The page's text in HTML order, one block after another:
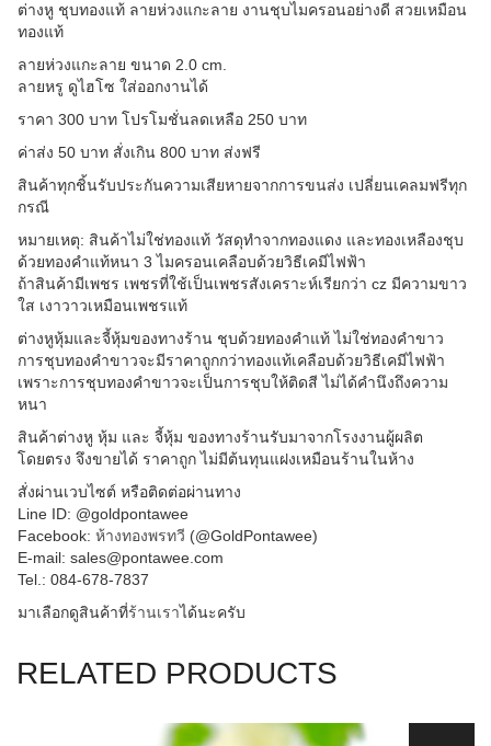
ต่างหู ชุบทองแท้ ลายห่วงแกะลาย งานชุบไมครอนอย่างดี สวยเหมือน
ทองแท้
ลายห่วงแกะลาย ขนาด 2.0 cm.
ลายหรู ดูไฮโซ ใส่ออกงานได้
ราคา 300 บาท โปรโมชั่นลดเหลือ 250 บาท
ค่าส่ง 50 บาท สั่งเกิน 800 บาท ส่งฟรี
สินค้าทุกชิ้นรับประกันความเสียหายจากการขนส่ง เปลี่ยนเคลมฟรีทุก
กรณี
หมายเหตุ: สินค้าไม่ใช่ทองแท้ วัสดุทำจากทองแดง และทองเหลืองชุบ
ด้วยทองคำแท้หนา 3 ไมครอนเคลือบด้วยวิธีเคมีไฟฟ้า
ถ้าสินค้ามีเพชร เพชรที่ใช้เป็นเพชรสังเคราะห์เรียกว่า cz มีความขาว
ใส เงาวาวเหมือนเพชรแท้
ต่างหูหุ้มและจี้หุ้มของทางร้าน ชุบด้วยทองคำแท้ ไม่ใช่ทองคำขาว
การชุบทองคำขาวจะมีราคาถูกกว่าทองแท้เคลือบด้วยวิธีเคมีไฟฟ้า
เพราะการชุบทองคำขาวจะเป็นการชุบให้ติดสี ไม่ได้คำนึงถึงความ
หนา
สินค้าต่างหู หุ้ม และ จี้หุ้ม ของทางร้านรับมาจากโรงงานผู้ผลิต
โดยตรง จึงขายได้ ราคาถูก ไม่มีต้นทุนแฝงเหมือนร้านในห้าง
สั่งผ่านเวบไซต์ หรือติดต่อผ่านทาง
Line ID: @goldpontawee
Facebook: ห้างทองพรทวี (@GoldPontawee)
E-mail: sales@pontawee.com
Tel.: 084-678-7837
มาเลือกดูสินค้าที่ร้านเราได้นะครับ
RELATED PRODUCTS